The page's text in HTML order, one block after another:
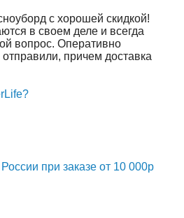
с хорошей скидкой!
в своем деле и всегда
вопрос. Оперативно
причем доставка
при заказе от 10 000р